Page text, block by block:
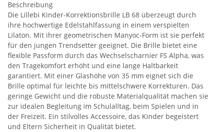
Beschreibung
Die Lillebi Kinder-Korrektionsbrille LB 68 überzeugt durch
ihre hochwertige Edelstahlfassung in einem verspielten
Lilaton. Mit ihrer geometrischen Manyoc-Form ist sie perfekt
für den jungen Trendsetter geeignet. Die Brille bietet eine
flexible Passform durch das Wechselscharnier FS Alpha, was
den Tragekomfort erhöht und eine lange Haltbarkeit
garantiert. Mit einer Glashöhe von 35 mm eignet sich die
Brille optimal für leichte bis mittelschwere Korrekturen. Das
geringe Gewicht und die robuste Materialqualität machen sie
zur idealen Begleitung im Schulalltag, beim Spielen und in
der Freizeit. Ein stilvolles Accessoire, das Kinder begeistert
und Eltern Sicherheit in Qualität bietet.